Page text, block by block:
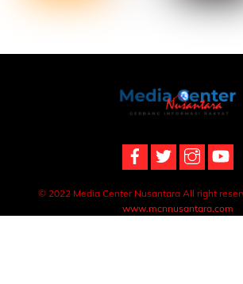
Back
To
© 2022 Media Center Nusantara All right
www.mcnnusantara.com